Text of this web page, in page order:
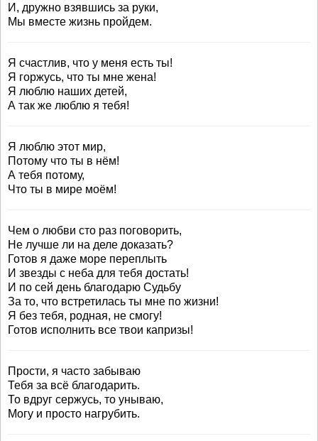
И, дружно взявшись за руки,
Мы вместе жизнь пройдем.
Я счастлив, что у меня есть ты!
Я горжусь, что ты мне жена!
Я люблю наших детей,
А так же люблю я тебя!
Я люблю этот мир,
Потому что ты в нём!
А тебя потому,
Что ты в мире моём!
Чем о любви сто раз поговорить,
Не лучше ли на деле доказать?
Готов я даже море переплыть
И звезды с неба для тебя достать!
И по сей день благодарю Судьбу
За то, что встретилась ты мне по жизни!
Я без тебя, родная, не смогу!
Готов исполнить все твои капризы!
Прости, я часто забываю
Тебя за всё благодарить.
То вдруг сержусь, то унываю,
Могу и просто нагрубить.